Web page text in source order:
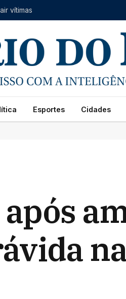
vítimas
Esportes Cidades